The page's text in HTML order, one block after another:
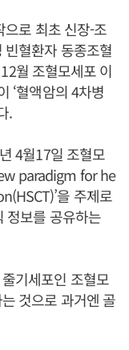
로 최초 신장-조
혈환자 동종조혈
월 조혈모세포 이
‘혈액암의 4차병
.
4월17일 조혈모
paradigm for he
을 주제로
정보를 공유하는
기세포인 조혈모
것으로 과거엔 골